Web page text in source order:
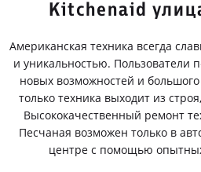
Kitchenaid
Американская техника всегда
и уникальностью. Пользователи
новых возможностей и
только техника выходит из
Высококачественный ремонт
Песчаная возможен только в
центре с помощью